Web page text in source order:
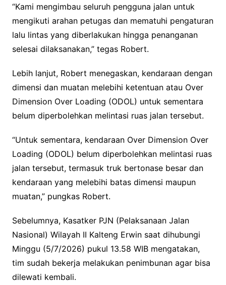
“Kami mengimbau seluruh pengguna jalan untuk
mengikuti arahan petugas dan mematuhi pengaturan
lalu lintas yang diberlakukan hingga penanganan
selesai dilaksanakan,” tegas Robert.
Lebih lanjut, Robert menegaskan, kendaraan dengan
dimensi dan muatan melebihi ketentuan atau Over
Dimension Over Loading (ODOL) untuk sementara
belum diperbolehkan melintasi ruas jalan tersebut.
“Untuk sementara, kendaraan Over Dimension Over
Loading (ODOL) belum diperbolehkan melintasi ruas
jalan tersebut, termasuk truk bertonase besar dan
kendaraan yang melebihi batas dimensi maupun
muatan,” pungkas Robert.
Sebelumnya, Kasatker PJN (Pelaksanaan Jalan
Nasional) Wilayah II Kalteng Erwin saat dihubungi
Minggu (5/7/2026) pukul 13.58 WIB mengatakan,
tim sudah bekerja melakukan penimbunan agar bisa
dilewati kembali.